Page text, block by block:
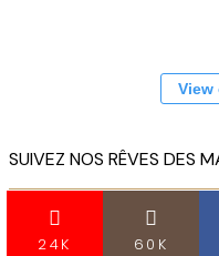
View
SUIVEZ NOS RÊVES DES
24K 60K